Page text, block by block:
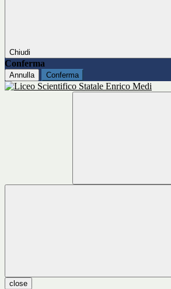
Chiudi
Conferma
Annulla Conferma
close